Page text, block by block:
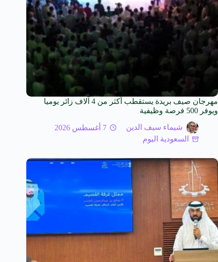
مهرجان صيف بريدة يستقطب أكثر من 4 آلاف زائر يوميا
ويوفر 500 فرصة وظيفية
شيماء سيف الدين
7 أغسطس 2026
السعودية اليوم